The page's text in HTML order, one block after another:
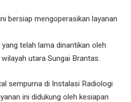
bersiap mengoperasikan layanan
telah lama dinantikan oleh
utara Sungai Brantas.
sempurna di Instalasi Radiologi
ini didukung oleh kesiapan